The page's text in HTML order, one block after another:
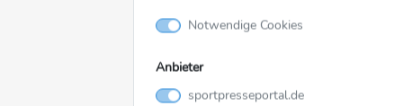
Zurück zur Meldung
Notwendige Cookies
Anbieter
sportpresseportal.de